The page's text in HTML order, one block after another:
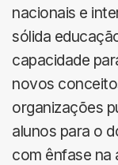
nacionais e
sólida
capacidade
novos
organizações
alunos para o
com ênfase na